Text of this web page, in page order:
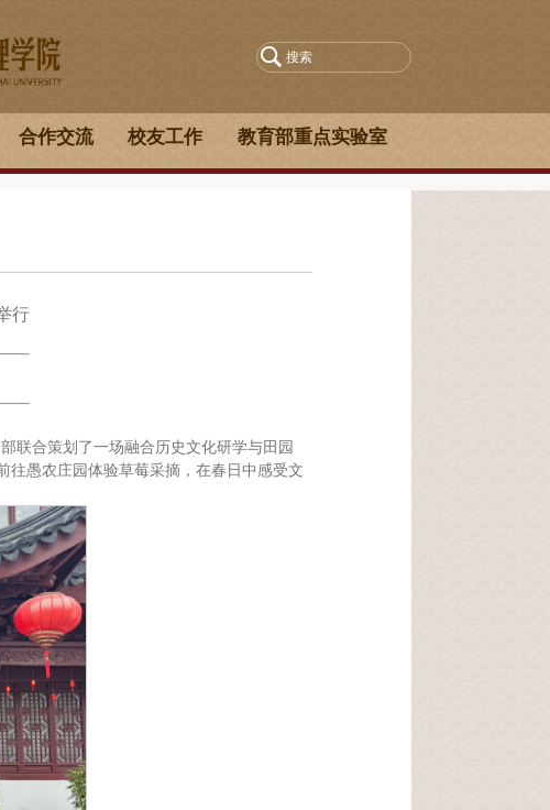
合作交流 校友工作 教育部重点实验室
行
联合策划了一场融合历史文化研学与田园
往愚农庄园体验草莓采摘，在春日中感受文